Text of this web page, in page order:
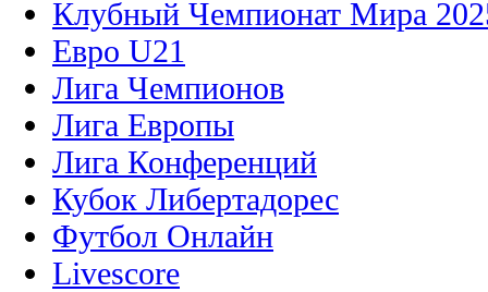
Клубный Чемпионат Мира
Евро U21
Лига Чемпионов
Лига Европы
Лига Конференций
Кубок Либертадорес
Футбол Онлайн
Livescore